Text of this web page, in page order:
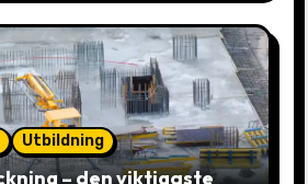
Utbildning
– den viktigaste